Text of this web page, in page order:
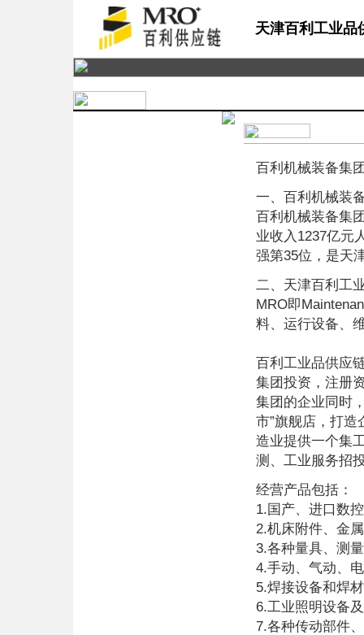
天津百利工业品
百利机械装备集
一、百利机械装
百利机械装备集
业收入1237亿元
强第35位，是天
二、天津百利工
MRO即
料、运行设备、
百利工业品供应
集团投资，注册
集团的企业同时
市”旗舰店，打
造业提供一个集
测、工业服务招
经营产品包括：
1.国产、进口数
2.机床附件、金
3.各种量具、测
4.手动、气动、
5.焊接设备和焊材
6.工业照明设备
7.各种传动部件